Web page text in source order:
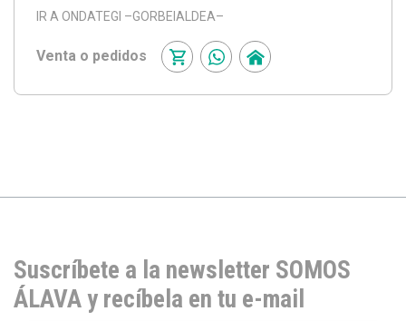
IR A ONDATEGI –GORBEIALDEA–
Venta o pedidos
Suscríbete a la newsletter SOMOS
ÁLAVA y recíbela en tu e-mail